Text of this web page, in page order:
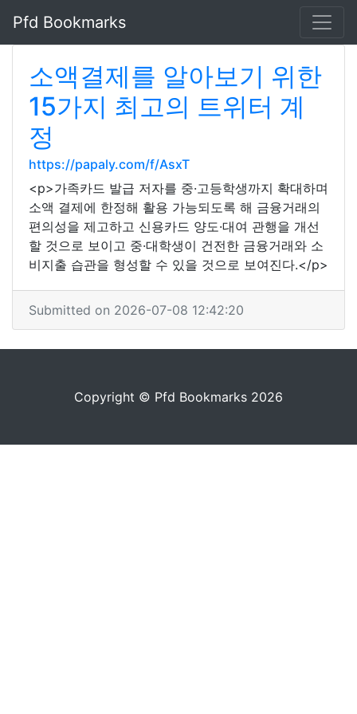
Pfd Bookmarks
소액결제를 알아보기 위한
15가지 최고의 트위터 계
정
https://papaly.com/f/AsxT
<p>가족카드 발급 저자를 중·고등학생까지 확대하며
소액 결제에 한정해 활용 가능되도록 해 금융거래의
편의성을 제고하고 신용카드 양도·대여 관행을 개선
할 것으로 보이고 중·대학생이 건전한 금융거래와 소
비지출 습관을 형성할 수 있을 것으로 보여진다.</p>
Submitted on 2026-07-08 12:42:20
Copyright © Pfd Bookmarks 2026